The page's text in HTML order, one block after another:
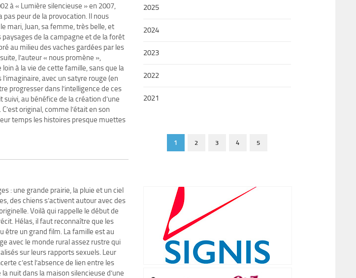
à « Lumière silencieuse » en 2007,
pas peur de la provocation. Il nous
mari, Juan, sa femme, très belle, et
paysages de la campagne et de la forêt
au milieu des vaches gardées par les
l’auteur « nous promène »,
loin à la vie de cette famille, sans que la
avec un satyre rouge (en
progresser dans l’intelligence de ces
au bénéfice de la création d’une
original, comme l’était en son
temps les histoires presque muettes
: une grande prairie, la pluie et un ciel
des chiens s’activent autour avec des
Voilà qui rappelle le début de
Hélas, il faut reconnaître que les
être un grand film. La famille est au
avec le monde rural assez rustre qui
sur leurs rapports sexuels. Leur
c’est l’absence de lien entre les
nuit dans la maison silencieuse d’une
2025
2024
2023
2022
2021
1 2 3 4 5